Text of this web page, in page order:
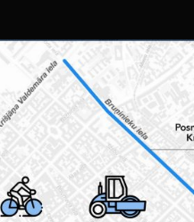
MĀKSLĪGAIS